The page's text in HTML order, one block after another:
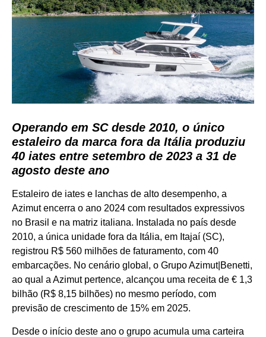
Operando em SC desde 2010, o único
estaleiro da marca fora da Itália produziu
40 iates entre setembro de 2023 a 31 de
agosto deste ano
Estaleiro de iates e lanchas de alto desempenho, a
Azimut encerra o ano 2024 com resultados expressivos
no Brasil e na matriz italiana. Instalada no país desde
2010, a única unidade fora da Itália, em Itajaí (SC),
registrou R$ 560 milhões de faturamento, com 40
embarcações. No cenário global, o Grupo Azimut|Benetti,
ao qual a Azimut pertence, alcançou uma receita de € 1,3
bilhão (R$ 8,15 bilhões) no mesmo período, com
previsão de crescimento de 15% em 2025.
Desde o início deste ano o grupo acumula uma carteira